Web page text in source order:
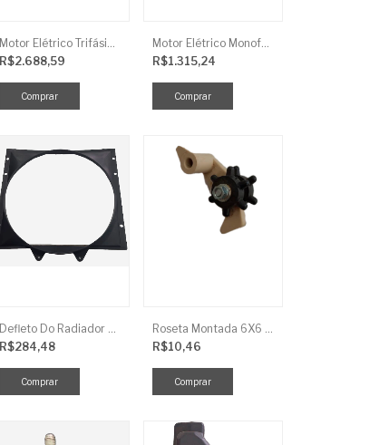
Motor Elétrico Trifásico Semi-Blindado 2CV 4 Polos IP44
R$2.688,59
Motor Elétrico Monofásico Aberto 0,5CV 4 Polos
R$1.315,24
Defleto Do Radiador LS TRG170
R$284,48
Roseta Montada 6X6 Soja Universal
R$10,46